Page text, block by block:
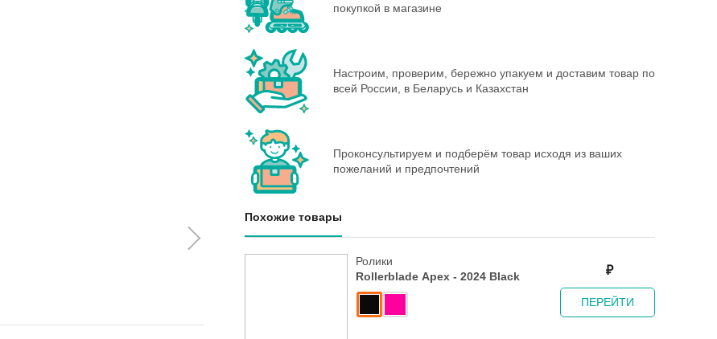
покупкой в магазине
Настроим, проверим, бережно упакуем и доставим товар по
всей России, в Беларусь и Казахстан
Проконсультируем и подберём товар исходя из ваших
пожеланий и предпочтений
Похожие товары
Ролики
Rollerblade Apex - 2024 Black
₽
ПЕРЕЙТИ